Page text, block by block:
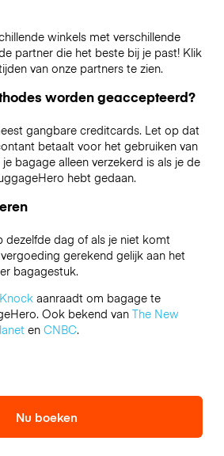
winkels met verschillende
partner die het beste bij je past! Klik
van onze partners te zien.
worden geaccepteerd?
gangbare creditcards. Let op dat
betaalt voor het gebruiken van
bagage alleen verzekerd is als je de
hebt gedaan.
dezelfde dag of als je niet komt
gerekend gelijk aan het
bagagestuk.
aanraadt om bagage te
Ook bekend van The New
en CNBC.
Nu boeken